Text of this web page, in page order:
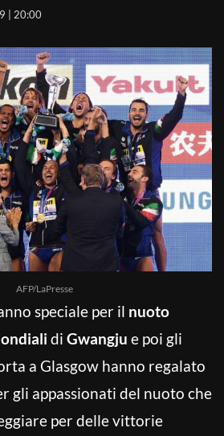
| 20:00
AFP/LaPresse
speciale per il nuoto
di Gwangju e poi gli
a Glasgow hanno regalato
gli appassionati del nuoto che
per delle vittorie